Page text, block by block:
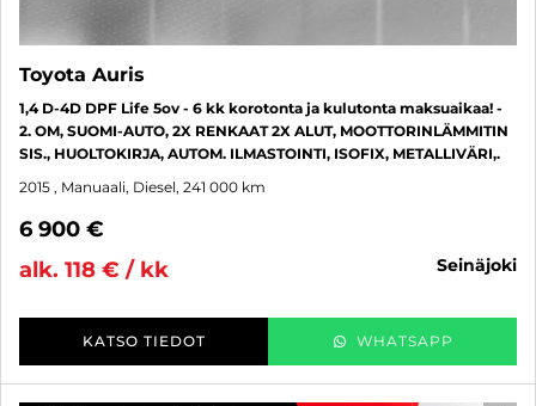
Toyota Auris
1,4 D-4D DPF Life 5ov - 6 kk korotonta ja kulutonta maksuaikaa! -
2. OM, SUOMI-AUTO, 2X RENKAAT 2X ALUT, MOOTTORINLÄMMITIN
SIS., HUOLTOKIRJA, AUTOM. ILMASTOINTI, ISOFIX, METALLIVÄRI,.
2015 , Manuaali, Diesel, 241 000 km
6 900 €
alk. 118 € / kk
seinäjoki
KATSO TIEDOT WHATSAPP